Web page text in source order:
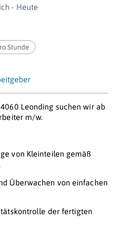
- Heute
Stunde
Leonding suchen wir ab
m/w.
von Kleinteilen gemäß
Überwachen von einfachen
der fertigten